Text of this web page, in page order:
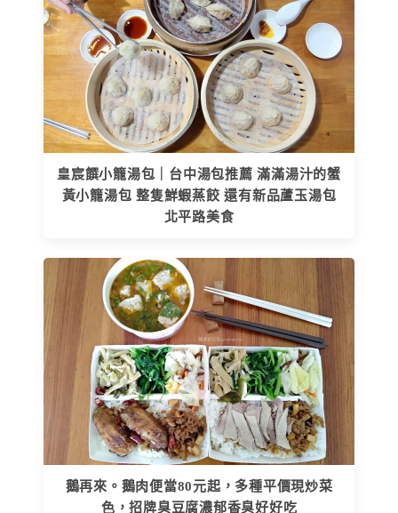
皇宸饌小籠湯包｜台中湯包推薦 滿滿湯汁的蟹
黃小籠湯包 整隻鮮蝦蒸餃 還有新品蘆玉湯包
北平路美食
鵝再來。鵝肉便當80元起，多種平價現炒菜
色，招牌臭豆腐濃郁香臭好好吃